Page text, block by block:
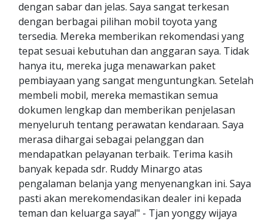
dengan sabar dan jelas. Saya sangat terkesan
dengan berbagai pilihan mobil toyota yang
tersedia. Mereka memberikan rekomendasi yang
tepat sesuai kebutuhan dan anggaran saya. Tidak
hanya itu, mereka juga menawarkan paket
pembiayaan yang sangat menguntungkan. Setelah
membeli mobil, mereka memastikan semua
dokumen lengkap dan memberikan penjelasan
menyeluruh tentang perawatan kendaraan. Saya
merasa dihargai sebagai pelanggan dan
mendapatkan pelayanan terbaik. Terima kasih
banyak kepada sdr. Ruddy Minargo atas
pengalaman belanja yang menyenangkan ini. Saya
pasti akan merekomendasikan dealer ini kepada
teman dan keluarga saya!" - Tjan yonggy wijaya